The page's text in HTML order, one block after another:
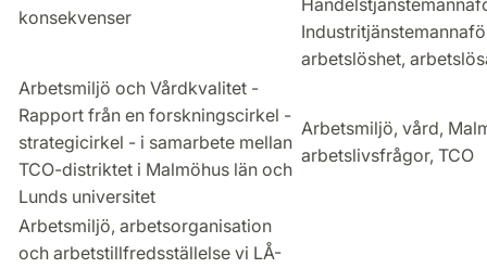
konsekvenser
arbetslöshet,
Arbetsmiljö och Vårdkvalitet -
Rapport från en forskningscirkel -
strategicirkel - i samarbete mellan
TCO-distriktet i Malmöhus län och
Lunds universitet
Arbetsmiljö, vård,
arbetslivsfrågor, TCO
Arbetsmiljö, arbetsorganisation
och arbetstillfredsställelse vi LÅ-